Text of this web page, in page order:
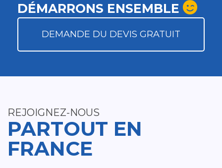
DÉMARRONS ENSEMBLE
DEMANDE DU DEVIS GRATUIT
REJOIGNEZ-NOUS
PARTOUT EN
FRANCE